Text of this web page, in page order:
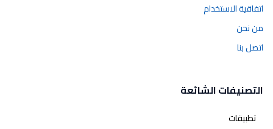
اتفاقية الاستخدام
من نحن
اتصل بنا
التصنيفات الشائعة
تطبيقات